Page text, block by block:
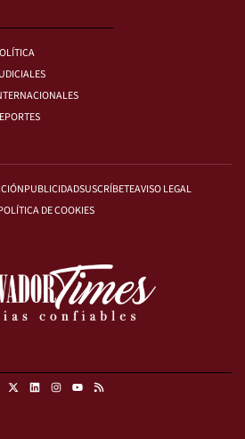
PUBLICIDADSUSCRÍBETEAVISO LEGAL
DE COOKIES
LinkedinInstagram